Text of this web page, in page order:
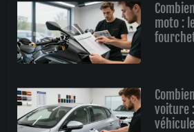
moto :
voiture
véhicule